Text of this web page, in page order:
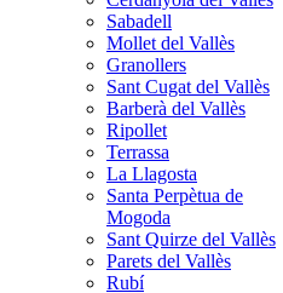
Sabadell
Mollet del Vallès
Granollers
Sant Cugat del Vallès
Barberà del Vallès
Ripollet
Terrassa
La Llagosta
Santa Perpètua de
Mogoda
Sant Quirze del Vallès
Parets del Vallès
Rubí